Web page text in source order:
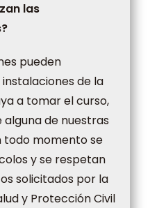
las
pueden
de la
a tomar el curso,
de nuestras
todo momento se
y se respetan
solicitados por la
y Protección Civil